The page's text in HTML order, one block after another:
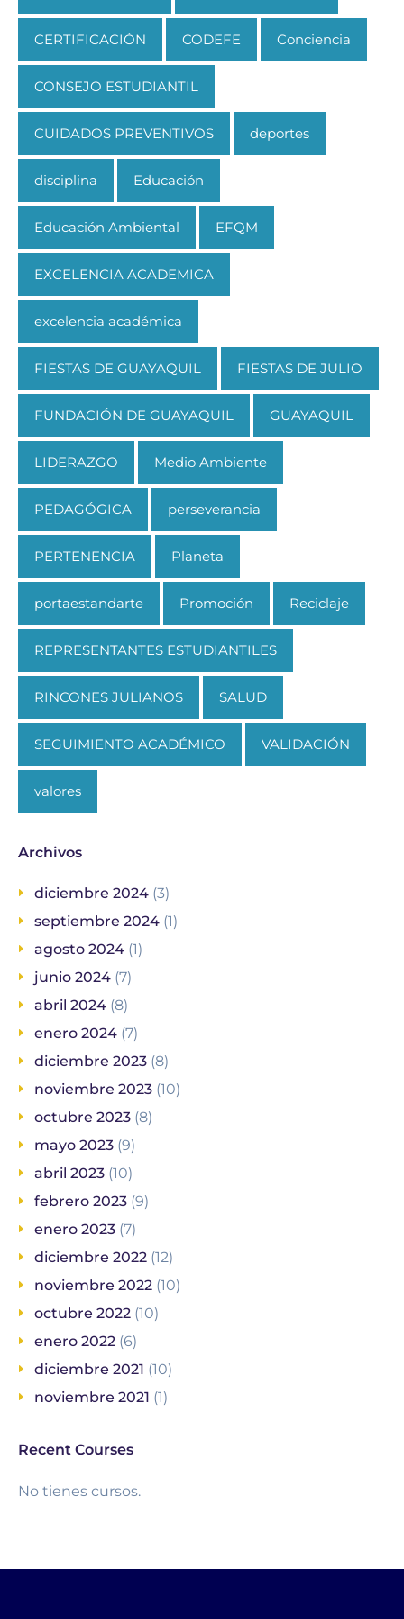
CERTIFICACIÓN CODEFE Conciencia
CONSEJO ESTUDIANTIL
CUIDADOS PREVENTIVOS deportes
disciplina Educación
Educación Ambiental EFQM
EXCELENCIA ACADEMICA
excelencia académica
FIESTAS DE GUAYAQUIL FIESTAS DE JULIO
FUNDACIÓN DE GUAYAQUIL GUAYAQUIL
LIDERAZGO Medio Ambiente
PEDAGÓGICA perseverancia
PERTENENCIA Planeta
portaestandarte Promoción Reciclaje
REPRESENTANTES ESTUDIANTILES
RINCONES JULIANOS SALUD
SEGUIMIENTO ACADÉMICO VALIDACIÓN
valores
Archivos
diciembre 2024 (3)
septiembre 2024 (1)
agosto 2024 (1)
junio 2024 (7)
abril 2024 (8)
enero 2024 (7)
diciembre 2023 (8)
noviembre 2023 (10)
octubre 2023 (8)
mayo 2023 (9)
abril 2023 (10)
febrero 2023 (9)
enero 2023 (7)
diciembre 2022 (12)
noviembre 2022 (10)
octubre 2022 (10)
enero 2022 (6)
diciembre 2021 (10)
noviembre 2021 (1)
Recent Courses
No tienes cursos.